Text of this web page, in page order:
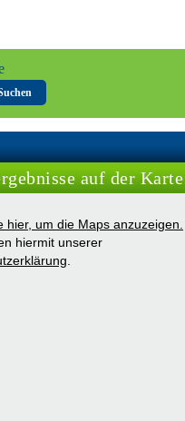
auf der Karte
hier, um die Maps anzuzeigen.
hiermit unserer